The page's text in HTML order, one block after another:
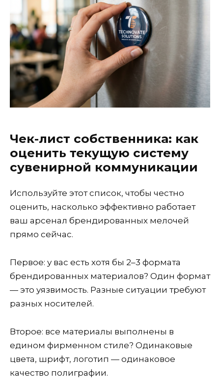
Чек-лист собственника: как
оценить текущую систему
сувенирной коммуникации
Используйте этот список, чтобы честно
оценить, насколько эффективно работает
ваш арсенал брендированных мелочей
прямо сейчас.
Первое: у вас есть хотя бы 2–3 формата
брендированных материалов? Один формат
— это уязвимость. Разные ситуации требуют
разных носителей.
Второе: все материалы выполнены в
едином фирменном стиле? Одинаковые
цвета, шрифт, логотип — одинаковое
качество полиграфии.